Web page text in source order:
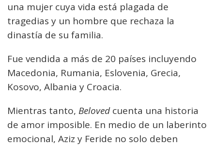
una mujer cuya vida está plagada de
tragedias y un hombre que rechaza la
dinastía de su familia.
Fue vendida a más de 20 países incluyendo
Macedonia, Rumania, Eslovenia, Grecia,
Kosovo, Albania y Croacia.
Mientras tanto, Belovedcuenta una historia
de amor imposible. En medio de un laberinto
emocional, Aziz y Feride no solo deben